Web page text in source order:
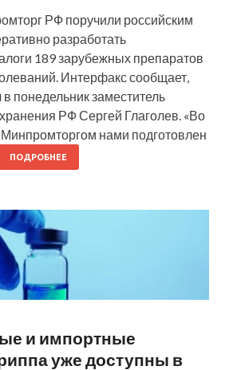
РФ поручили российским
разработать
189 зарубежных препаратов
Интерфакс сообщает,
в понедельник заместитель
РФ Сергей Глаголев. «Во
нами подготовлен
ПОДРОБНЕЕ
и импортные
уже доступны в